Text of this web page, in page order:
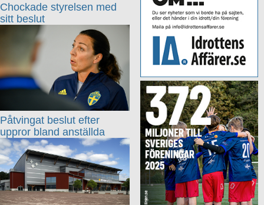
Chockade styrelsen med
sitt beslut
Påtvingat beslut efter
uppror bland anställda